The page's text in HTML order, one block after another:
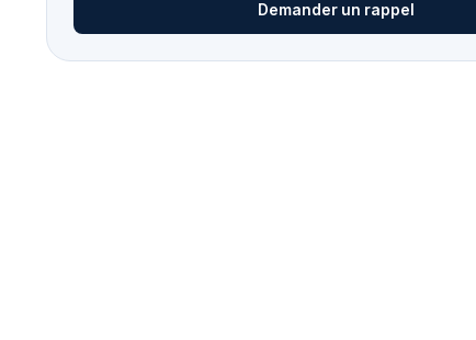
Demander un rappel